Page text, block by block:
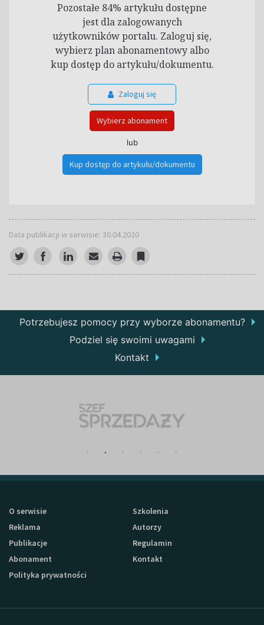
Pozostałe 84% artykułu dostępne
jest dla zalogowanych
użytkowników portalu. Zaloguj się,
wybierz plan abonamentowy albo
kup dostęp do artykułu/dokumentu.
Zaloguj się
Wybierz abonament
lub
Kup dostęp do artykułu/dokumentu
Data publikacji w serwisie: 30.04.2020
Potrzebujesz pomocy przy wyborze abonamentu?
Podziel się swoimi uwagami
Kontakt
O serwisie
Szkolenia
Reklama
Autorzy
Publikacje
Regulamin
Abonament
Kontakt
Polityka prywatności